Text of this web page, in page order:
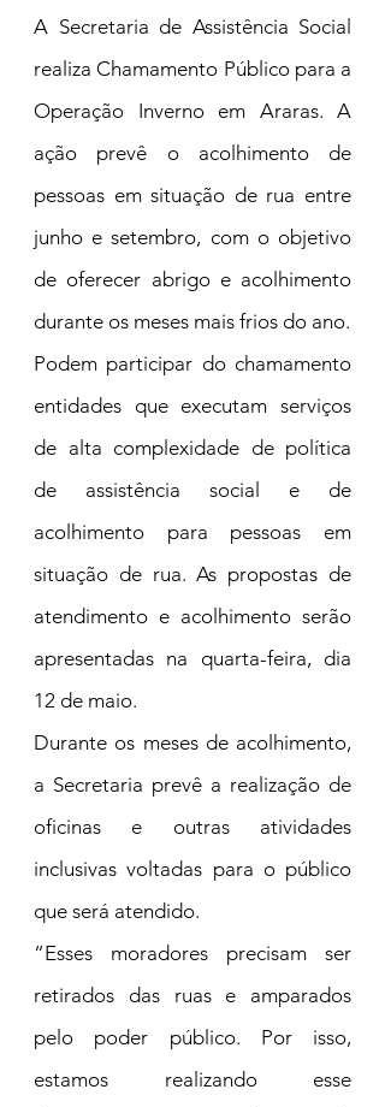
A Secretaria de Assistência Social
realiza Chamamento Público para a
Operação Inverno em Araras. A
ação prevê o acolhimento de
pessoas em situação de rua entre
junho e setembro, com o objetivo
de oferecer abrigo e acolhimento
durante os meses mais frios do ano.
Podem participar do chamamento
entidades que executam serviços
de alta complexidade de política
de assistência social e de
acolhimento para pessoas em
situação de rua. As propostas de
atendimento e acolhimento serão
apresentadas na quarta-feira, dia
12 de maio.
Durante os meses de acolhimento,
a Secretaria prevê a realização de
oficinas e outras atividades
inclusivas voltadas para o público
que será atendido.
“Esses moradores precisam ser
retirados das ruas e amparados
pelo poder público. Por isso,
estamos realizando esse